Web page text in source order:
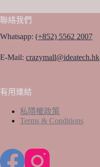
聯絡我們
Whatsapp: (+852) 5562 2007
E-Mail: crazymall@ideatech.hk
有用連結
私隱權政策
Terms & Conditions